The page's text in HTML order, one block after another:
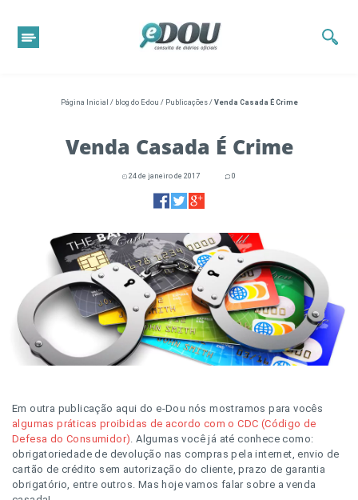
Página Inicial / blog do E-dou / Publicações/ Venda Casada É Crime
Venda Casada É Crime
24 de janeiro de 2017 0
Em outra publicação aqui do e-Dou nós mostramos para vocês
algumas práticas proibidas de acordo com o CDC (Código de
Defesa do Consumidor) . Algumas você já até conhece como:
obrigatoriedade de devolução nas compras pela internet, envio de
cartão de crédito sem autorização do cliente, prazo de garantia
obrigatório, entre outros. Mas hoje vamos falar sobre a venda